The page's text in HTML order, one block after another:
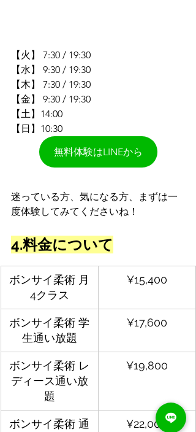
【火】 7:30 / 19:30
【水】 9:30 / 19:30
【木】 7:30 / 19:30
【金】
9:30 / 19:30
【土】14:00
【日】10:30
無料体験はLINEから
迷っている方、気になる方、まずは一
度体験してみてくださいね！
4.料金について
ボンサイ柔術 月
4クラス
¥15,400
ボンサイ柔術 学
生通い放題
¥17,600
ボンサイ柔術 レ
ディース通い放
題
¥19,800
ボンサイ柔術 通
¥22,000